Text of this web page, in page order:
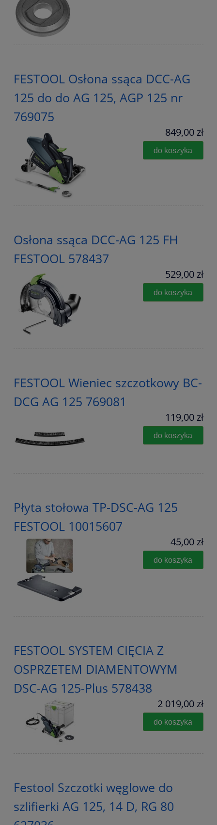
FESTOOL Osłona ssąca DCC-AG
125 do do AG 125, AGP 125 nr
769075
849,00 zł
do koszyka
Osłona ssąca DCC-AG 125 FH
FESTOOL 578437
529,00 zł
do koszyka
FESTOOL Wieniec szczotkowy BC-
DCG AG 125 769081
119,00 zł
do koszyka
Płyta stołowa TP-DSC-AG 125
FESTOOL 10015607
45,00 zł
do koszyka
FESTOOL SYSTEM CIĘCIA Z
OSPRZETEM DIAMENTOWYM
DSC-AG 125-Plus 578438
2 019,00 zł
do koszyka
Festool Szczotki węglowe do
szlifierki AG 125, 14 D, RG 80